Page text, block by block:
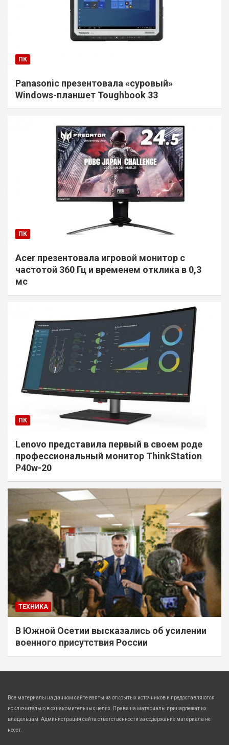
ПК
Panasonic презентовала «суровый»
Windows-планшет Toughbook 33
ПК
Acer презентовала игровой монитор с
частотой 360 Гц и временем отклика в 0,3
мс
ПК
Lenovo представила первый в своем роде
профессиональный монитор ThinkStation
P40w-20
ТЕХНИКА
В Южной Осетии высказались об усилении
военного присутствия России
Все материалы на данном сайте взяты из открытых источников и предоставляются
исключительно в ознакомительных целях. Права на материалы принадлежат их
владельцам. Администрация сайта ответственности за содержание материала не
несет.